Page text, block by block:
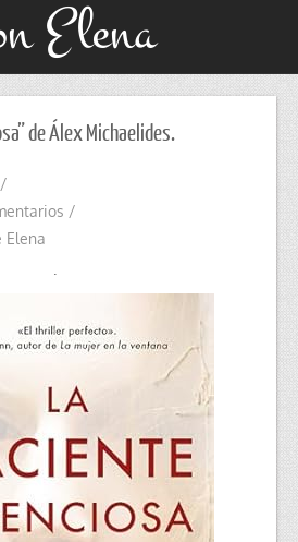
Elena
de Álex Michaelides.
/
/
Elena